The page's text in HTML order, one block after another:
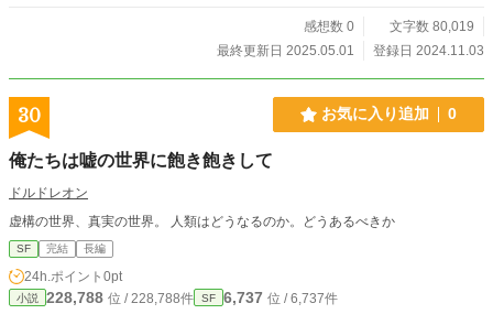
ご健康のため、直ちに本作品の鑑賞を中止してください。
4.表紙画像はAI生成画像を使用しております。（絵心が壊滅
可能なことでございます故、ご了承ください） 5.全く透き
通っていない世界観。 6.この小説を書くにあたり、以下の
しあきひと作『メイドインアビス』竹書房出版（2012） Proj
bus Company』（2023） サー•アーサー•チャールズ•クラー
出版（1919、2022） ゲーテ作 手塚富雄訳『ファウスト』
中公文庫出版（1808-1833、2021） スクウェアエニックス開
感想数 0
文字数 80,019
最終更新日 2025.05.01
登録日 2024.11.03
30 お気に入り追加 0
俺たちは嘘の世界に飽き飽きして
ドルドレオン
虚構の世界、真実の世界。 人類はどうなるのか。どうあるべきか
SF 完結 長編
24h.ポイント 0pt
小説 228,788 位 / 228,788件 SF 6,737 位 / 6,737件